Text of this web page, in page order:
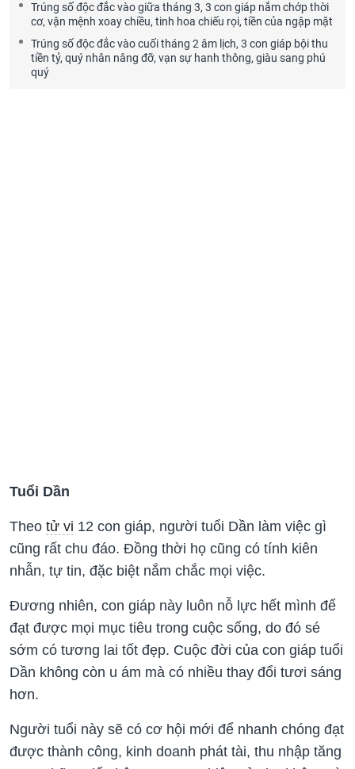
Trúng số độc đắc vào giữa tháng 3, 3 con giáp nắm chớp thời
cơ, vận mệnh xoay chiều, tinh hoa chiếu rọi, tiền của ngập mặt
Trúng số độc đắc vào cuối tháng 2 âm lịch, 3 con giáp bội thu
tiền tỷ, quý nhân nâng đỡ, vạn sự hanh thông, giàu sang phú
quý
Tuổi Dần
Theo tử vi 12 con giáp, người tuổi Dần làm việc gì
cũng rất chu đáo. Đồng thời họ cũng có tính kiên
nhẫn, tự tin, đặc biệt nắm chắc mọi việc.
Đương nhiên, con giáp này luôn nỗ lực hết mình để
đạt được mọi mục tiêu trong cuộc sống, do đó sé
sớm có tương lai tốt đẹp. Cuộc đời của con giáp tuổi
Dần không còn u ám mà có nhiều thay đổi tươi sáng
hơn.
Người tuổi này sẽ có cơ hội mới để nhanh chóng đạt
được thành công, kinh doanh phát tài, thu nhập tăng